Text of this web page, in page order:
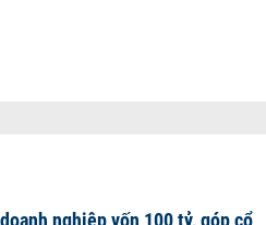
nghiệp vốn 100 tỷ, góp cổ